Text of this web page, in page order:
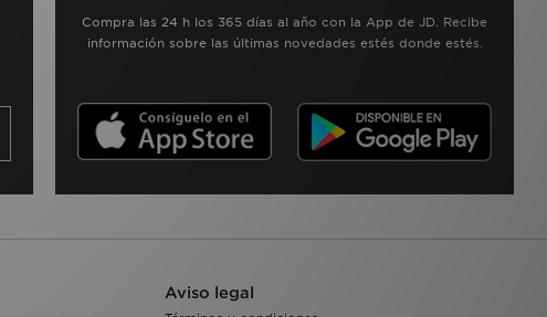
Compra las 24 h los 365 días al año con la App de JD. Recibe
información sobre las últimas novedades estés donde estés.
Aviso legal